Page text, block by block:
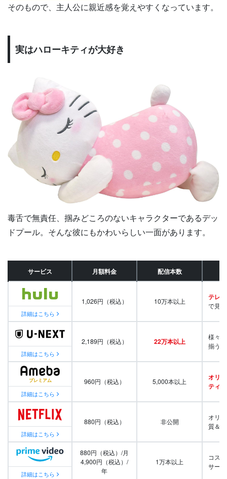
そのもので、主人公に親近感を覚えやすくなっています。
実はハローキティが大好き
毒舌で無責任、掴みどころのないキャラクターであるデッ
ドプール。そんな彼にもかわいらしい一面があります。
サービス 月額料金 配信本数
詳細はこちら
1,026円（税込） 10万本以上 テレビ
で見
詳細はこちら
2,189円（税込） 22万本以上
様々
揃う
詳細はこちら
960円（税込） 5,000本以上
オリ
ティ
詳細はこちら
880円（税込） 非公開
オリ
質＆
詳細はこちら
880円（税込）/月
4,900円（税込）/
年
1万本以上
コス
サー